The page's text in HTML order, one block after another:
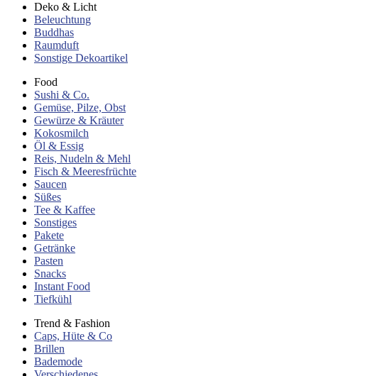
Deko & Licht
Beleuchtung
Buddhas
Raumduft
Sonstige Dekoartikel
Food
Sushi & Co.
Gemüse, Pilze, Obst
Gewürze & Kräuter
Kokosmilch
Öl & Essig
Reis, Nudeln & Mehl
Fisch & Meeresfrüchte
Saucen
Süßes
Tee & Kaffee
Sonstiges
Pakete
Getränke
Pasten
Snacks
Instant Food
Tiefkühl
Trend & Fashion
Caps, Hüte & Co
Brillen
Bademode